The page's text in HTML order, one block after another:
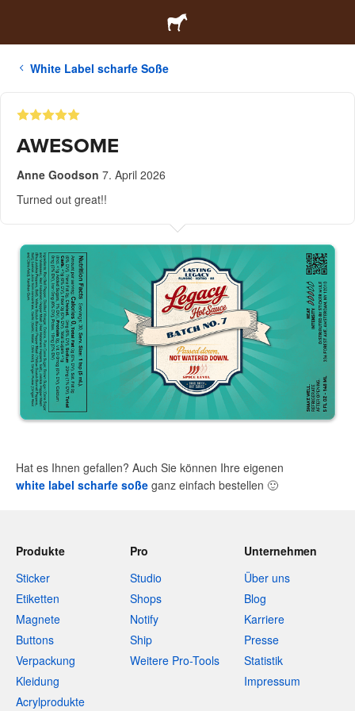
White Label scharfe Soße
AWESOME
Anne Goodson 7. April 2026
Turned out great!!
Hat es Ihnen gefallen? Auch Sie können Ihre eigenen
white label scharfe soße ganz einfach bestellen 🙂
Produkte
Sticker
Etiketten
Magnete
Buttons
Verpackung
Kleidung
Acrylprodukte
Pro
Studio
Shops
Notify
Ship
Weitere Pro-Tools
Unternehmen
Über uns
Blog
Karriere
Presse
Statistik
Impressum